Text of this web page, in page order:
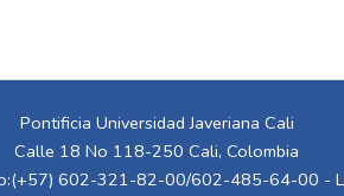
Pontificia Universidad Javeriana Cali
Calle 18 No 118-250 Cali, Colombia
602-321-82-00/602-485-64-00 -